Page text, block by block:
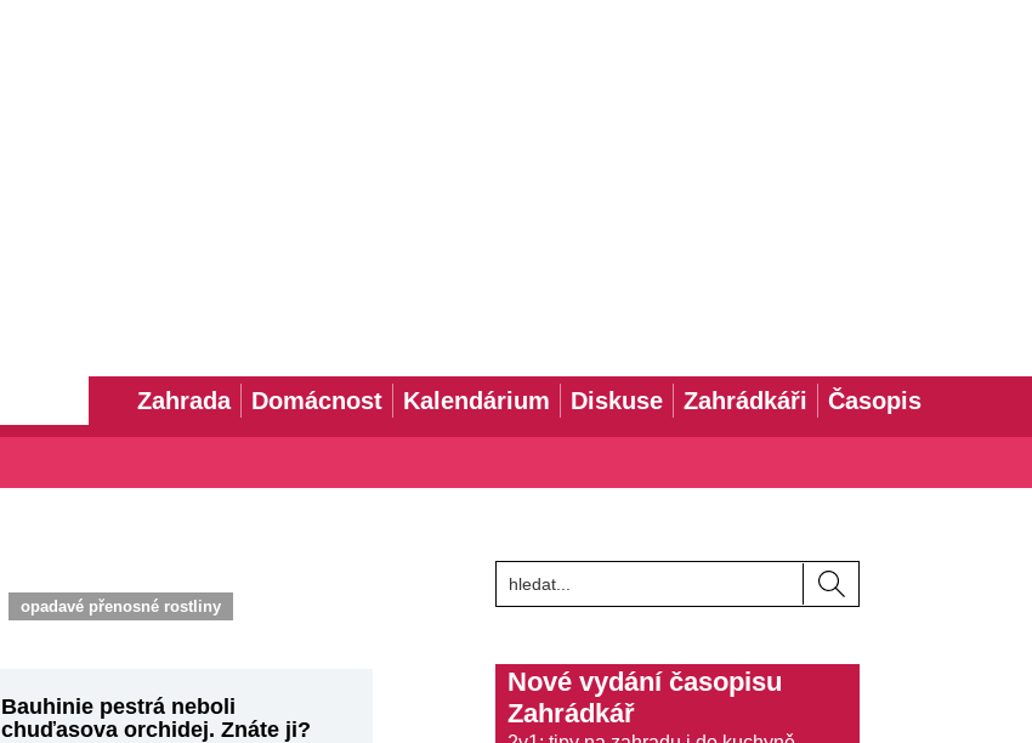
Zahrada Domácnost Kalendárium Diskuse Zahrádkáři Časopis
opadavé přenosné rostliny
Bauhinie pestrá neboli
chuďasova orchidej. Znáte ji?
Nové vydání časopisu
Zahrádkář